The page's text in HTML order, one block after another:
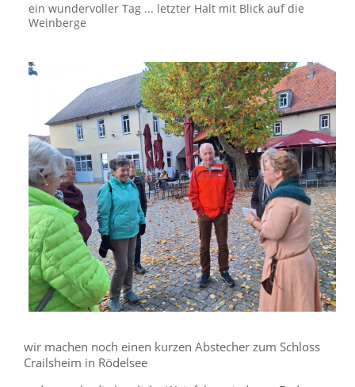
ein wundervoller Tag ... letzter Halt mit Blick auf die
Weinberge
wir machen noch einen kurzen Abstecher zum Schloss
Crailsheim in Rödelsee